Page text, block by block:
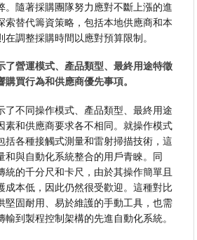
。隨著採購團隊努力應對不斷上漲的進
索替代籌資策略，包括本地供應商和本
調整採購時間以應對預算限制。
了營運模式、產品類型、最終用途特徵
買行為和供應商優先事項。
了不同操作模式、產品類型、最終用途
素和供應商要求各不相同。就操作模式
括各種接觸式測量和雷射掃描技術，這
和與自動化系統整合的用戶青睞。同
統的千分尺和卡尺，由於其操作簡單且
成本低，因此仍然很受歡迎。這種對比
堅固耐用、易於維護的手動工具，也需
到製程控制架構的先進自動化系統。